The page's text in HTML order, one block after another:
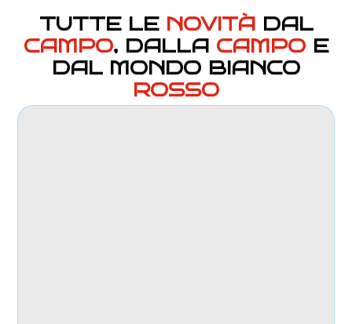
TUTTE LE NOVITÀ DAL
CAMPO, DALLA CAMPO E
DAL MONDO BIANCO
ROSSO